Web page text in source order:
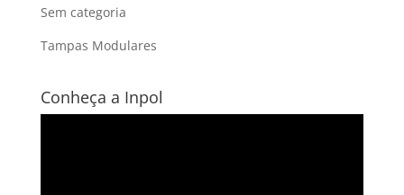
Sem categoria
Tampas Modulares
Conheça a Inpol